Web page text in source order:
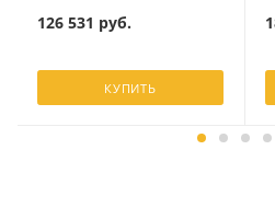
126 531 руб.
КУПИТЬ